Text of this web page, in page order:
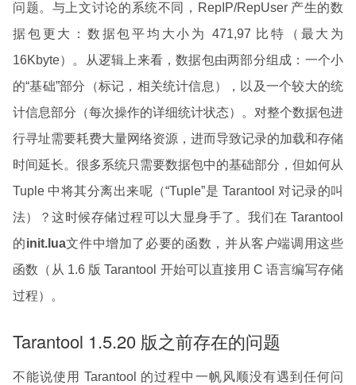
问题。与上文讨论的系统不同，RepIP/RepUser 产生的数
据包更大：数据包平均大小为 471,97 比特（最大为
16Kbyte）。从逻辑上来看，数据包由两部分组成：一个小
的“基础”部分（标记，相关统计信息），以及一个较大的统
计信息部分（每次操作的详细统计状态）。对整个数据包进
行寻址需要耗费大量网络资源，进而导致记录的加载和存储
时间延长。很多系统只需要数据包中的基础部分，但如何从
Tuple 中将其分离出来呢（“Tuple”是 Tarantool 对记录的叫
法）？这时候存储过程可以大显身手了。我们在 Tarantool
的init.lua文件中增加了必要的函数，并从客户端调用这些
函数（从 1.6 版 Tarantool 开始可以直接用 C 语言编写存储
过程）。
Tarantool 1.5.20 版之前存在的问题
不能说使用 Tarantool 的过程中一帆风顺没有遇到任何问